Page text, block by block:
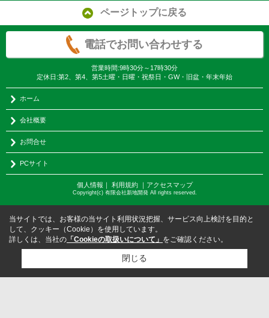
ページトップに戻る
電話でお問い合わせする
営業時間:9時30分～17時30分
定休日:第2、第4、第5土曜・日曜・祝祭日・GW・旧盆・年末年始
ホーム
会社概要
お問合せ
PCサイト
個人情報 ｜ 利用規約｜ アクセスマップ
Copyright(c) 有限会社新地開発 All rights reserved.
当サイトでは、お客様の当サイト利用状況把握、サービス向上検討を目的と
して、クッキー（Cookie）を使用しています。
詳しくは、当社の 「Cookieの取扱いについて」 をご確認ください。
閉じる